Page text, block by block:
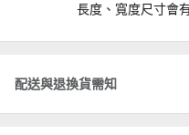
長度、寬度尺寸會
配送與退換貨需知